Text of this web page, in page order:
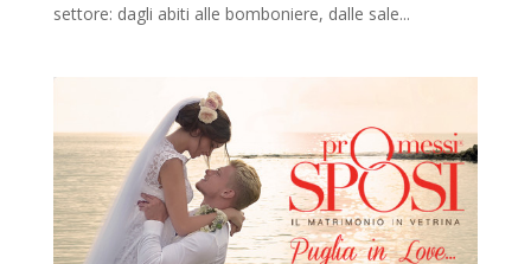
settore: dagli abiti alle bomboniere, dalle sale...